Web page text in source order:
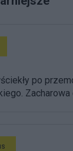
po
Zacharowa